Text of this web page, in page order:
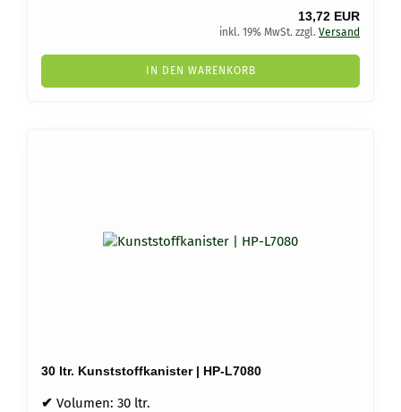
13,72 EUR
inkl. 19% MwSt. zzgl. Versand
IN DEN WARENKORB
30 ltr. Kunststoffkanister | HP-L7080
✔ Volumen: 30 ltr.